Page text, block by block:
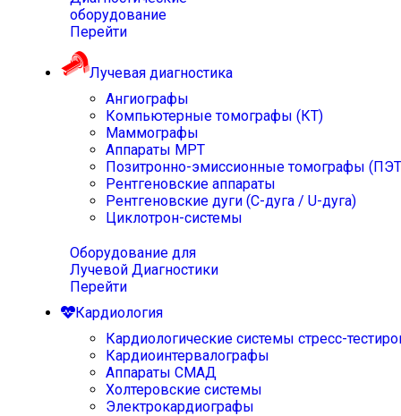
оборудование
Перейти
Лучевая диагностика
Ангиографы
Компьютерные томографы (КТ)
Маммографы
Аппараты МРТ
Позитронно-эмиссионные томографы
Рентгеновские аппараты
Рентгеновские дуги (С-дуга / U-дуга)
Циклотрон-системы
Оборудование для
Лучевой Диагностики
Перейти
Кардиология
Кардиологические системы стресс-
Кардиоинтервалографы
Аппараты СМАД
Холтеровские системы
Электрокардиографы